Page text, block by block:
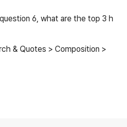
6, what are the top 3 h
& Quotes > Composition >